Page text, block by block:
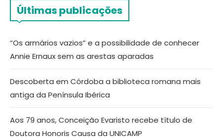
Últimas publicações
“Os armários vazios” e a possibilidade de conhecer
Annie Ernaux sem as arestas aparadas
Descoberta em Córdoba a biblioteca romana mais
antiga da Península Ibérica
Aos 79 anos, Conceição Evaristo recebe título de
Doutora Honoris Causa da UNICAMP